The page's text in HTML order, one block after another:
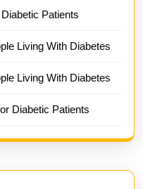
Patients
Living With Diabetes
Living With Diabetes
Diabetic Patients